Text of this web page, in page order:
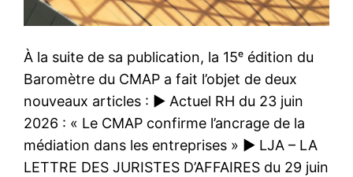
À la suite de sa publication, la 15ᵉ édition du
Baromètre du CMAP a fait l’objet de deux
nouveaux articles : ▶ Actuel RH du 23 juin
2026 : « Le CMAP confirme l’ancrage de la
médiation dans les entreprises » ▶ LJA – LA
LETTRE DES JURISTES D’AFFAIRES du 29 juin